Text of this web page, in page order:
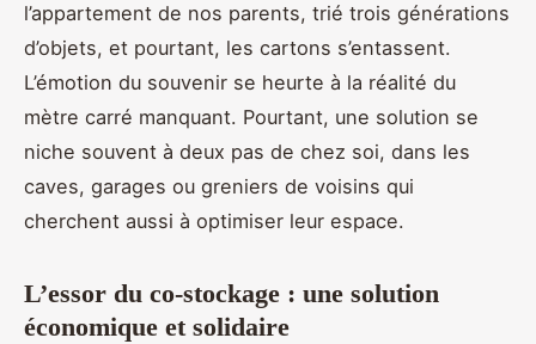
l’appartement de nos parents, trié trois générations
d’objets, et pourtant, les cartons s’entassent.
L’émotion du souvenir se heurte à la réalité du
mètre carré manquant. Pourtant, une solution se
niche souvent à deux pas de chez soi, dans les
caves, garages ou greniers de voisins qui
cherchent aussi à optimiser leur espace.
L’essor du co-stockage : une solution
économique et solidaire